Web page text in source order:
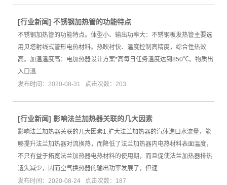
[行业新闻] 不锈钢加热管的功能特点
不锈钢加热管的功能特点。体型小、输出功率大：不锈钢板发热管主要选
用贝塔射线式管形电热材料。热映衬快、温度控制高精度，综合性热效
高。加温溫度高：电加热器设计方案*高每日任务溫度达到850℃。物质出
入口溫
发布时间：2020-08-31 点击次数：203
[行业新闻] 影响法兰加热器关联的几大因素
影响法兰加热器关联的几大因素1.扩大法兰加热器的汽体進口水流量，能
够提升法兰加热器对流换热，而降低了法兰加热器内电热材料表面溫度，
不只有益于拓宽法兰加热器电热材料的使用期，而且促使法兰加热器排热
遗失减少，因而空气换热器的输出功率发展了，但速
发布时间：2020-08-24 点击次数：187